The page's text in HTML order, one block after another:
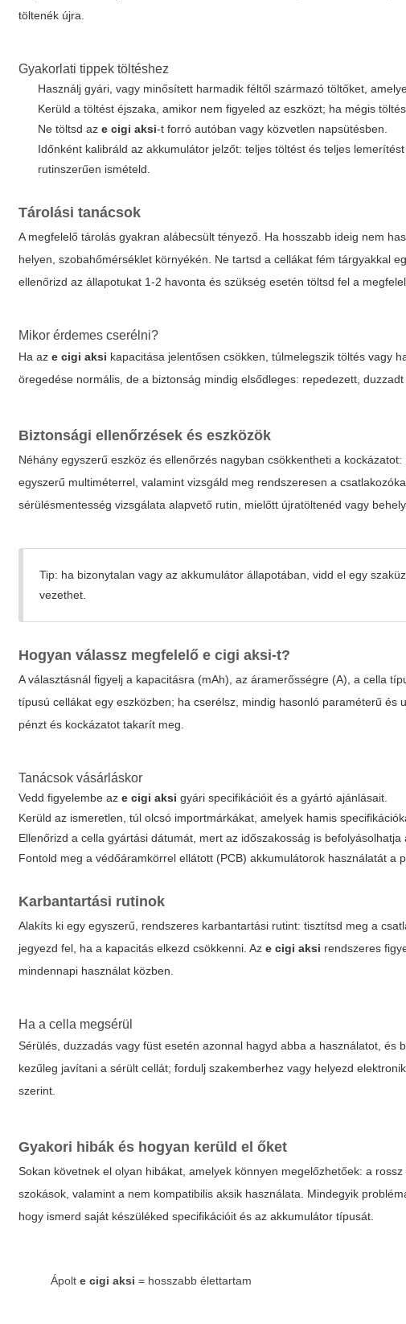
töltenék újra.
Gyakorlati tippek töltéshez
Használj gyári, vagy minősített harmadik féltől származó töltőket,
Kerüld a töltést éjszaka, amikor nem figyeled az eszközt; ha mégis
Ne töltsd aze cigi aksi-t forró autóban vagy közvetlen napsütésben.
Időnként kalibráld az akkumulátor jelzőt: teljes töltést és teljes
rutinszerűen ismételd.
Tárolási tanácsok
A megfelelő tárolás gyakran alábecsült tényező. Ha hosszabb ideig nem
helyen, szobahőmérséklet környékén. Ne tartsd a cellákat fém tárgyakkal
ellenőrizd az állapotukat 1-2 havonta és szükség esetén töltsd fel a
Mikor érdemes cserélni?
Ha aze cigi aksi kapacitása jelentősen csökken, túlmelegszik töltés vagy
öregedése normális, de a biztonság mindig elsődleges: repedezett,
Biztonsági ellenőrzések és eszközök
Néhány egyszerű eszköz és ellenőrzés nagyban csökkentheti a
egyszerű multiméterrel, valamint vizsgáld meg rendszeresen a
sérülésmentesség vizsgálata alapvető rutin, mielőtt újratöltenéd vagy
Tip: ha bizonytalan vagy az akkumulátor állapotában, vidd el egy
vezethet.
Hogyan válassz megfelelőe cigi aksi-t?
A választásnál figyelj a kapacitásra (mAh), az áramerősségre (A), a cella
típusú cellákat egy eszközben; ha cserélsz, mindig hasonló paraméterű
pénzt és kockázatot takarít meg.
Tanácsok vásárláskor
Vedd figyelembe aze cigi aksi gyári specifikációit és a gyártó ajánlásait.
Kerüld az ismeretlen, túl olcsó importmárkákat, amelyek hamis
Ellenőrizd a cella gyártási dátumát, mert az időszakosság is befolyásolhatja
Fontold meg a védőáramkörrel ellátott (PCB) akkumulátorok használatát a
Karbantartási rutinok
Alakíts ki egy egyszerű, rendszeres karbantartási rutint: tisztítsd meg a
jegyezd fel, ha a kapacitás elkezd csökkenni. Aze cigi aksi rendszeres
mindennapi használat közben.
Ha a cella megsérül
Sérülés, duzzadás vagy füst esetén azonnal hagyd abba a használatot,
kezűleg javítani a sérült cellát; fordulj szakemberhez vagy helyezd
szerint.
Gyakori hibák és hogyan kerüld el őket
Sokan követnek el olyan hibákat, amelyek könnyen megelőzhetőek: a
szokások, valamint a nem kompatibilis aksik használata. Mindegyik
hogy ismerd saját készüléked specifikációit és az akkumulátor típusát.
Ápolte cigi aksi = hosszabb élettartam